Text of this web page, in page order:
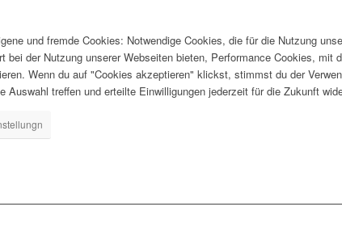
und fremde Cookies: Notwendige Cookies, die für die Nutzung
bei der Nutzung unserer Webseiten bieten, Performance Cookies, mit
Wenn du auf "Cookies akzeptieren" klickst, stimmst du der
Auswahl treffen und erteilte Einwilligungen jederzeit für die Zukunft